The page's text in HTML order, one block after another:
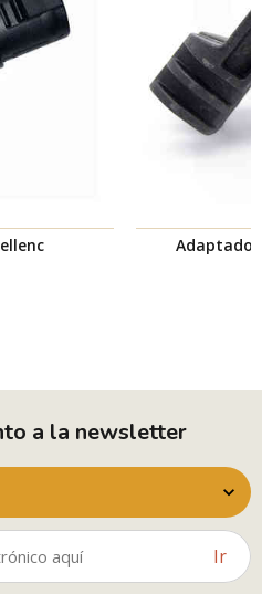
Adaptador
a la newsletter
Ir